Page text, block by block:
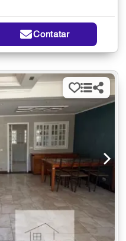
Contatar